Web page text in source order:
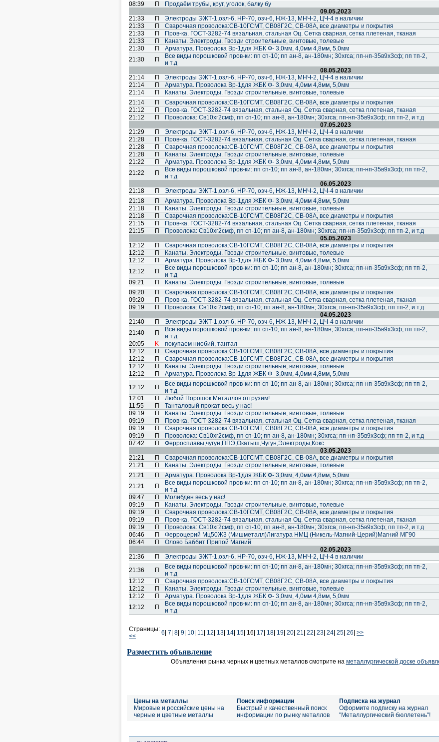
08:39
П Продаём трубы, круг, уголок, балку бу
09.05.2023
21:33
П Электроды ЭЖТ-1,озл-6, НР-70, озч-6, НЖ-13, МНЧ-2, ЦЧ-4 в наличии
21:33
П Cварочная проволока:СВ-10ГСМТ, СВ08Г2С, СВ-08А, все диаметры и покрытия
21:33
П Пров-ка. ГОСТ-3282-74 вязальная, стальная Оц. Сетка сварная, сетка плетеная, тканая
21:33
П Канаты. Электроды. Гвозди строительные, винтовые, толевые
21:30
П Арматура. Проволока Вр-1для ЖБК Ф- 3,0мм, 4,0мм 4,8мм, 5,0мм
21:30
П
Все виды порошковой пров-ки: пп сп-10; пп ан-8, ан-180мн; 30хгса; пп-нп-35в9х3сф; пп тп-2,
и т.д
08.05.2023
21:14
П Электроды ЭЖТ-1,озл-6, НР-70, озч-6, НЖ-13, МНЧ-2, ЦЧ-4 в наличии
21:14
П Арматура. Проволока Вр-1для ЖБК Ф- 3,0мм, 4,0мм 4,8мм, 5,0мм
21:14
П Канаты. Электроды. Гвозди строительные, винтовые, толевые
21:14
П Cварочная проволока:СВ-10ГСМТ, СВ08Г2С, СВ-08А, все диаметры и покрытия
21:12
П Пров-ка. ГОСТ-3282-74 вязальная, стальная Оц. Сетка сварная, сетка плетеная, тканая
21:12
П Проволока: Св10хг2смф, пп сп-10; пп ан-8, ан-180мн; 30хгса; пп-нп-35в9х3сф; пп тп-2, и т.д
07.05.2023
21:29
П Электроды ЭЖТ-1,озл-6, НР-70, озч-6, НЖ-13, МНЧ-2, ЦЧ-4 в наличии
21:28
П Пров-ка. ГОСТ-3282-74 вязальная, стальная Оц. Сетка сварная, сетка плетеная, тканая
21:28
П Cварочная проволока:СВ-10ГСМТ, СВ08Г2С, СВ-08А, все диаметры и покрытия
21:28
П Канаты. Электроды. Гвозди строительные, винтовые, толевые
21:22
П Арматура. Проволока Вр-1для ЖБК Ф- 3,0мм, 4,0мм 4,8мм, 5,0мм
21:22
П
Все виды порошковой пров-ки: пп сп-10; пп ан-8, ан-180мн; 30хгса; пп-нп-35в9х3сф; пп тп-2,
и т.д
06.05.2023
21:18
П Электроды ЭЖТ-1,озл-6, НР-70, озч-6, НЖ-13, МНЧ-2, ЦЧ-4 в наличии
21:18
П Арматура. Проволока Вр-1для ЖБК Ф- 3,0мм, 4,0мм 4,8мм, 5,0мм
21:18
П Канаты. Электроды. Гвозди строительные, винтовые, толевые
21:18
П Cварочная проволока:СВ-10ГСМТ, СВ08Г2С, СВ-08А, все диаметры и покрытия
21:15
П Пров-ка. ГОСТ-3282-74 вязальная, стальная Оц. Сетка сварная, сетка плетеная, тканая
21:15
П Проволока: Св10хг2смф, пп сп-10; пп ан-8, ан-180мн; 30хгса; пп-нп-35в9х3сф; пп тп-2, и т.д
05.05.2023
12:12
П Cварочная проволока:СВ-10ГСМТ, СВ08Г2С, СВ-08А, все диаметры и покрытия
12:12
П Канаты. Электроды. Гвозди строительные, винтовые, толевые
12:12
П Арматура. Проволока Вр-1для ЖБК Ф- 3,0мм, 4,0мм 4,8мм, 5,0мм
12:12
П
Все виды порошковой пров-ки: пп сп-10; пп ан-8, ан-180мн; 30хгса; пп-нп-35в9х3сф; пп тп-2,
и т.д
09:21
П Канаты. Электроды. Гвозди строительные, винтовые, толевые
09:20
П Cварочная проволока:СВ-10ГСМТ, СВ08Г2С, СВ-08А, все диаметры и покрытия
09:20
П Пров-ка. ГОСТ-3282-74 вязальная, стальная Оц. Сетка сварная, сетка плетеная, тканая
09:19
П Проволока: Св10хг2смф, пп сп-10; пп ан-8, ан-180мн; 30хгса; пп-нп-35в9х3сф; пп тп-2, и т.д
04.05.2023
21:40
П Электроды ЭЖТ-1,озл-6, НР-70, озч-6, НЖ-13, МНЧ-2, ЦЧ-4 в наличии
21:40
П
Все виды порошковой пров-ки: пп сп-10; пп ан-8, ан-180мн; 30хгса; пп-нп-35в9х3сф; пп тп-2,
и т.д
20:05
K покупаем ниобий, тантал
12:12
П Cварочная проволока:СВ-10ГСМТ, СВ08Г2С, СВ-08А, все диаметры и покрытия
12:12
П Cварочная проволока:СВ-10ГСМТ, СВ08Г2С, СВ-08А, все диаметры и покрытия
12:12
П Канаты. Электроды. Гвозди строительные, винтовые, толевые
12:12
П Арматура. Проволока Вр-1для ЖБК Ф- 3,0мм, 4,0мм 4,8мм, 5,0мм
12:12
П
Все виды порошковой пров-ки: пп сп-10; пп ан-8, ан-180мн; 30хгса; пп-нп-35в9х3сф; пп тп-2,
и т.д
12:01
П Любой Порошок Металлов отгрузим!
11:55
П Танталовый прокат весь у нас!
09:19
П Канаты. Электроды. Гвозди строительные, винтовые, толевые
09:19
П Пров-ка. ГОСТ-3282-74 вязальная, стальная Оц. Сетка сварная, сетка плетеная, тканая
09:19
П Cварочная проволока:СВ-10ГСМТ, СВ08Г2С, СВ-08А, все диаметры и покрытия
09:19
П Проволока: Св10хг2смф, пп сп-10; пп ан-8, ан-180мн; 30хгса; пп-нп-35в9х3сф; пп тп-2, и т.д
07:42
П Ферросплавы,чугун,ППЭ,Окатыш,Чугун,Электроды,Кокс
03.05.2023
21:21
П Cварочная проволока:СВ-10ГСМТ, СВ08Г2С, СВ-08А, все диаметры и покрытия
21:21
П Канаты. Электроды. Гвозди строительные, винтовые, толевые
21:21
П Арматура. Проволока Вр-1для ЖБК Ф- 3,0мм, 4,0мм 4,8мм, 5,0мм
21:21
П
Все виды порошковой пров-ки: пп сп-10; пп ан-8, ан-180мн; 30хгса; пп-нп-35в9х3сф; пп тп-2,
и т.д
09:47
П Молибден весь у нас!
09:19
П Канаты. Электроды. Гвозди строительные, винтовые, толевые
09:19
П Cварочная проволока:СВ-10ГСМТ, СВ08Г2С, СВ-08А, все диаметры и покрытия
09:19
П Пров-ка. ГОСТ-3282-74 вязальная, стальная Оц. Сетка сварная, сетка плетеная, тканая
09:19
П Проволока: Св10хг2смф, пп сп-10; пп ан-8, ан-180мн; 30хгса; пп-нп-35в9х3сф; пп тп-2, и т.д
06:46
П Ферроцерий Мц50Ж3 (Мишметалл)Лигатура НМЦ (Никель-Магний-Церий)Магний МГ90
06:44
П Олово Баббит Припой Магний
02.05.2023
21:36
П Электроды ЭЖТ-1,озл-6, НР-70, озч-6, НЖ-13, МНЧ-2, ЦЧ-4 в наличии
21:36
П
Все виды порошковой пров-ки: пп сп-10; пп ан-8, ан-180мн; 30хгса; пп-нп-35в9х3сф; пп тп-2,
и т.д
12:12
П Cварочная проволока:СВ-10ГСМТ, СВ08Г2С, СВ-08А, все диаметры и покрытия
12:12
П Канаты. Электроды. Гвозди строительные, винтовые, толевые
12:12
П Арматура. Проволока Вр-1для ЖБК Ф- 3,0мм, 4,0мм 4,8мм, 5,0мм
12:12
П
Все виды порошковой пров-ки: пп сп-10; пп ан-8, ан-180мн; 30хгса; пп-нп-35в9х3сф; пп тп-2,
и т.д
Страницы:
<<
6 7 8 9 10 11 12 13 14 15 16| 17 18 19 20 21 22 23 24 25 26 >>
Разместить объявление
Объявления рынка черных и цветных металлов смотрите на металлургической доске
Цены на металлы
Мировые и российские цены на
черные и цветные металлы
Поиск информации
Быстрый и качественный поиск
информации по рынку металлов
Подписка на журнал
Оформите подписку на журнал
"Металлургический бюллетень"!